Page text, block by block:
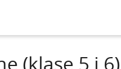
(klase 5 i 6)